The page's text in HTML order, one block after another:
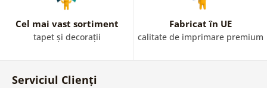
Cel mai vast sortiment
tapet și decorații
Fabricat în UE
calitate de imprimare premium
Serviciul Clienți